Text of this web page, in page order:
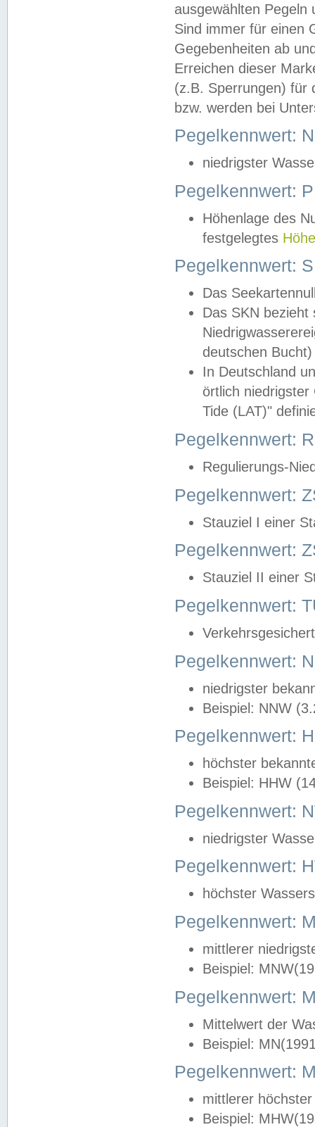
ausgewählten
Sind immer für einen
Gegebenheiten ab
Erreichen dieser
(z.B. Sperrungen) für
bzw. werden bei
Pegelkennwert:
niedrigster
Pegelkennwert:
Höhenlage des
festgelegtes
Pegelkennwert:
Das
Das SKN
deutschen
In Deutschland
örtlich
Tide (LAT)"
Pegelkennwert:
Regulierungs-
Pegelkennwert:
Stauziel I einer
Pegelkennwert:
Stauziel II einer
Pegelkennwert:
Pegelkennwert:
niedrigster
Beispiel: NNW
Pegelkennwert:
höchster
Beispiel: HHW
Pegelkennwert:
niedrigster
Pegelkennwert:
höchster
Pegelkennwert:
mittlerer
Beispiel:
Pegelkennwert:
Mittelwert der
Beispiel:
Pegelkennwert:
mittlerer
Beispiel: